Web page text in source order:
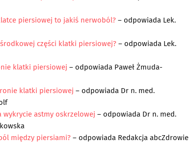
piersiowej to jakiś nerwoból?– odpowiada Lek.
części klatki piersiowej?– odpowiada Lek.
klatki piersiowej – odpowiada Paweł Żmuda-
klatki piersiowej – odpowiada Dr n. med.
astmy oskrzelowej – odpowiada Dr n. med.
między piersiami?– odpowiada Redakcja abcZdrowie